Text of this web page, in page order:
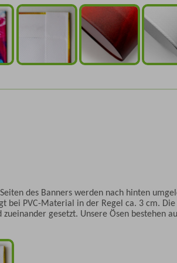
des Banners werden nach hinten
bei PVC-Material in der Regel ca. 3 cm.
zueinander gesetzt. Unsere Ösen bestehen